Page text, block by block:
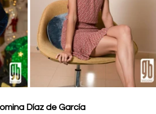
Díaz de García